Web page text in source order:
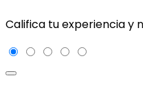
Califica tu experiencia y